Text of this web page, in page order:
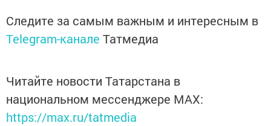
Следите за самым важным и интересным в
Telegram-канале Татмедиа
Читайте новости Татарстана в
национальном мессенджере MАХ:
https://max.ru/tatmedia